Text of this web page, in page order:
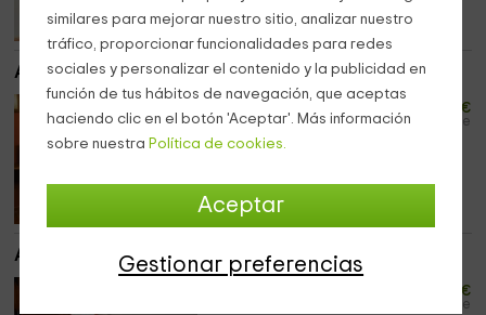
similares para mejorar nuestro sitio, analizar nuestro
tráfico, proporcionar funcionalidades para redes
sociales y personalizar el contenido y la publicidad en
función de tus hábitos de navegación, que aceptas
haciendo clic en el botón 'Aceptar'. Más información
sobre nuestra Política de cookies.
Aceptar
Gestionar preferencias
Apartamento 2
€
persona y noche
1 habitaciones
Apartamento 3
€
persona y noche